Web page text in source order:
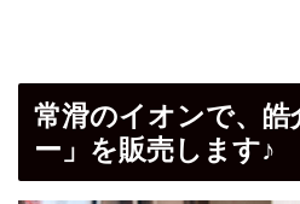
常滑のイオンで、皓
ー」を販売します♪